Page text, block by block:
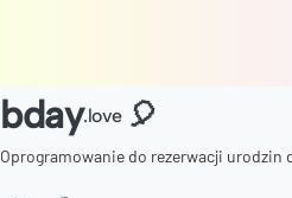
bday.love 🎈
Oprogramowanie do rezerwacji urodzin